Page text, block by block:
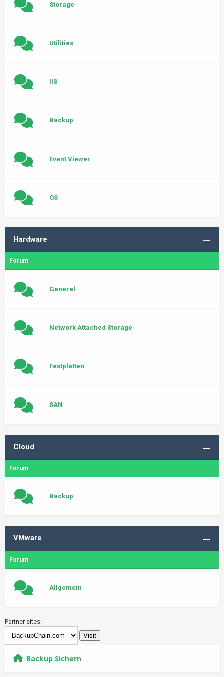
Storage
Utilities
IIS
Backup
Event Viewer
OS
Hardware
Forum
General
Network Attached Storage
Festplatten
SAN
Cloud
Forum
Backup
VMware
Forum
Allgemein
Partner sites:
Backup Sichern